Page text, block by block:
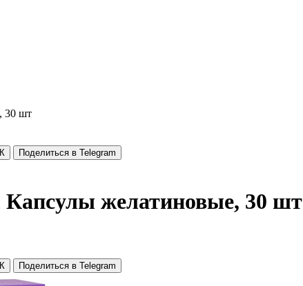
30 шт
Поделиться в Telegram
Капсулы желатиновые, 30 шт
Поделиться в Telegram